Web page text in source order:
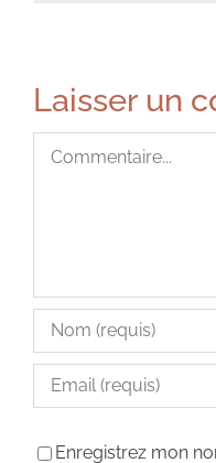
Laisser un
Enregistrez mon